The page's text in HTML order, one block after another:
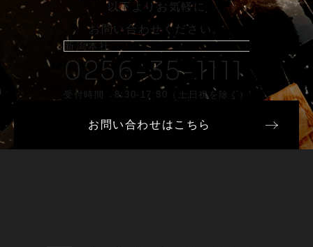
以下よりお気軽に
お問い合わせください。
新潟本社
0256-35-1111
受付時間 8:30-17:30（土日祝を除く）
お問い合わせはこちら